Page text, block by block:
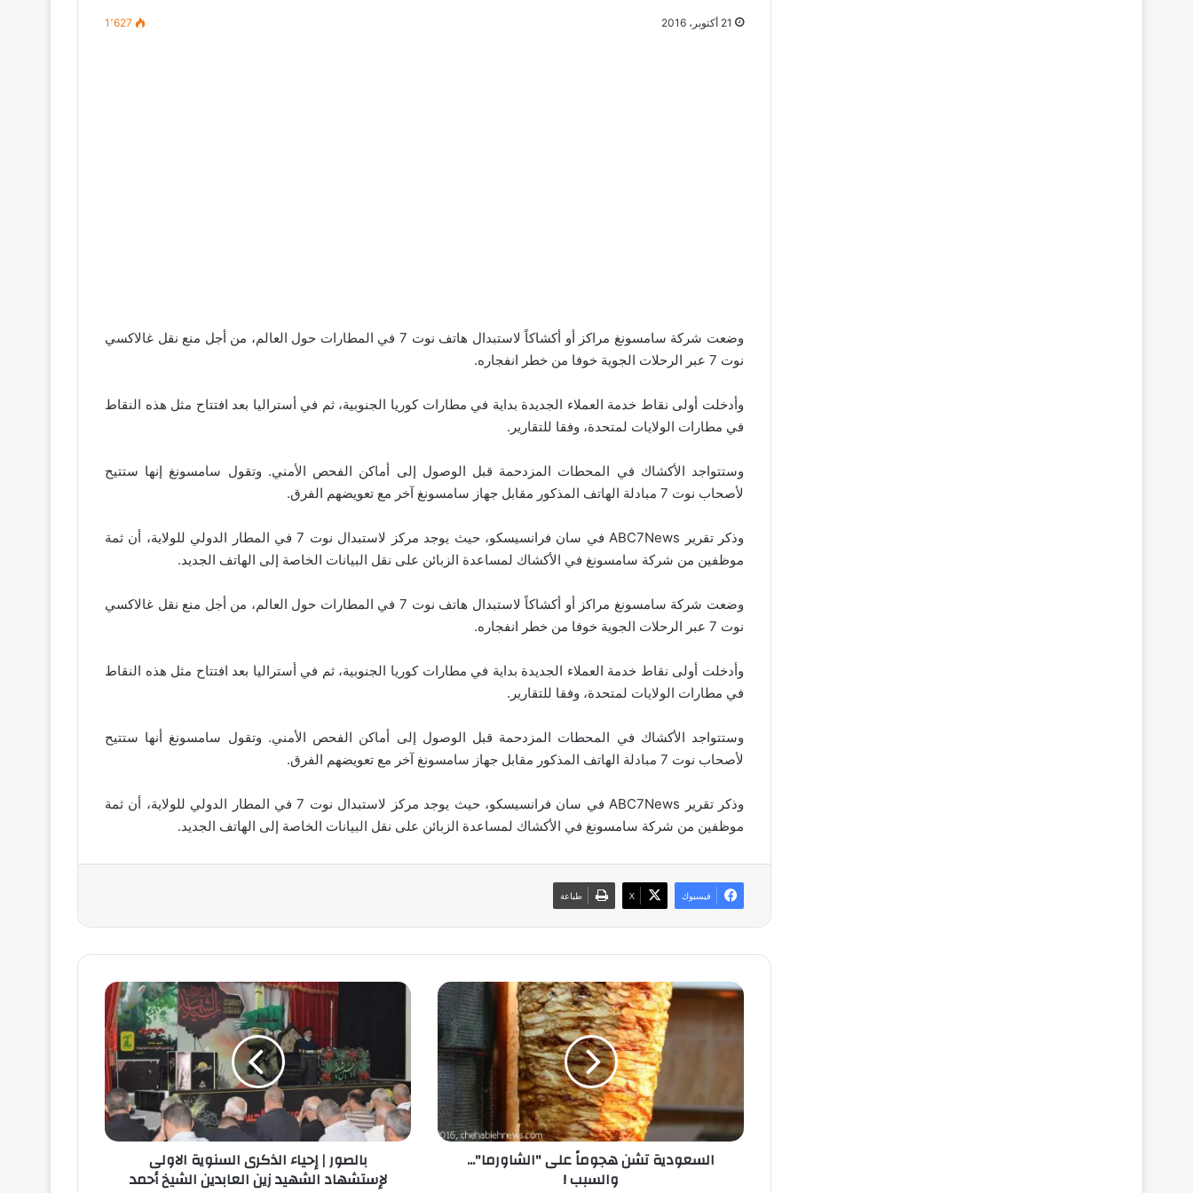
21 أكتوبر، 2016 1٬627
وضعت شركة سامسونغ مراكز أو أكشاكاً لاستبدال هاتف نوت 7 في المطارات حول العالم، من أجل منع نقل غالاكسي
نوت 7 عبر الرحلات الجوية خوفا من خطر انفجاره.
وأدخلت أولى نقاط خدمة العملاء الجديدة بداية في مطارات كوريا الجنوبية، ثم في أستراليا بعد افتتاح مثل هذه النقاط
في مطارات الولايات لمتحدة، وفقا للتقارير.
وستتواجد الأكشاك في المحطات المزدحمة قبل الوصول إلى أماكن الفحص الأمني. وتقول سامسونغ إنها ستتيح
لأصحاب نوت 7 مبادلة الهاتف المذكور مقابل جهاز سامسونغ آخر مع تعويضهم الفرق.
وذكر تقرير ABC7News في سان فرانسيسكو، حيث يوجد مركز لاستبدال نوت 7 في المطار الدولي للولاية، أن ثمة
موظفين من شركة سامسونغ في الأكشاك لمساعدة الزبائن على نقل البيانات الخاصة إلى الهاتف الجديد.
وضعت شركة سامسونغ مراكز أو أكشاكاً لاستبدال هاتف نوت 7 في المطارات حول العالم، من أجل منع نقل غالاكسي
نوت 7 عبر الرحلات الجوية خوفا من خطر انفجاره.
وأدخلت أولى نقاط خدمة العملاء الجديدة بداية في مطارات كوريا الجنوبية، ثم في أستراليا بعد افتتاح مثل هذه النقاط
في مطارات الولايات لمتحدة، وفقا للتقارير.
وستتواجد الأكشاك في المحطات المزدحمة قبل الوصول إلى أماكن الفحص الأمني. وتقول سامسونغ أنها ستتيح
لأصحاب نوت 7 مبادلة الهاتف المذكور مقابل جهاز سامسونغ آخر مع تعويضهم الفرق.
وذكر تقرير ABC7News في سان فرانسيسكو، حيث يوجد مركز لاستبدال نوت 7 في المطار الدولي للولاية، أن ثمة
موظفين من شركة سامسونغ في الأكشاك لمساعدة الزبائن على نقل البيانات الخاصة إلى الهاتف الجديد.
فيسبوك ‫X طباعة
ا
ة
ت
السعودية تشن هجوماً على "الشاورما"...
والسبب !
ب
ر
|
إ
ح
بالصور | إحياء الذكرى السنوية الاولى
لإستشهاد الشهيد زين العابدين الشيخ أحمد